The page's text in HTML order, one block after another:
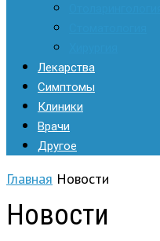
Лекарства
Симптомы
Клиники
Врачи
Другое
Главная Новости
Новости